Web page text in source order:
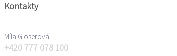
Kontakty
Míla Gloserová
+420 777 078 100